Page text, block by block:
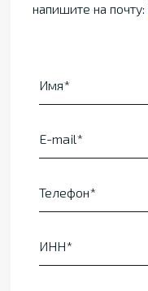
напишите на почту:
Имя
E-mail
Телефон
ИНН